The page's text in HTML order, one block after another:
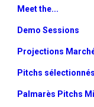
Meet the...
Demo Sessions
Projections
Pitchs sélectionnés
Palmarès Pitchs